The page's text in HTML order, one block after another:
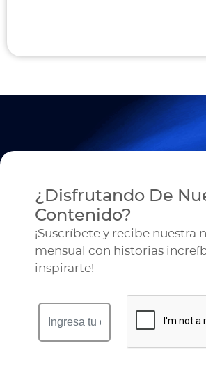
¿Disfrutando De
Contenido?
¡Suscríbete y recibe nuestra
mensual con historias
inspirarte!